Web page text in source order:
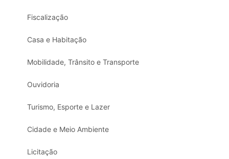
Fiscalização
Casa e Habitação
Mobilidade, Trânsito e Transporte
Ouvidoria
Turismo, Esporte e Lazer
Cidade e Meio Ambiente
Licitação